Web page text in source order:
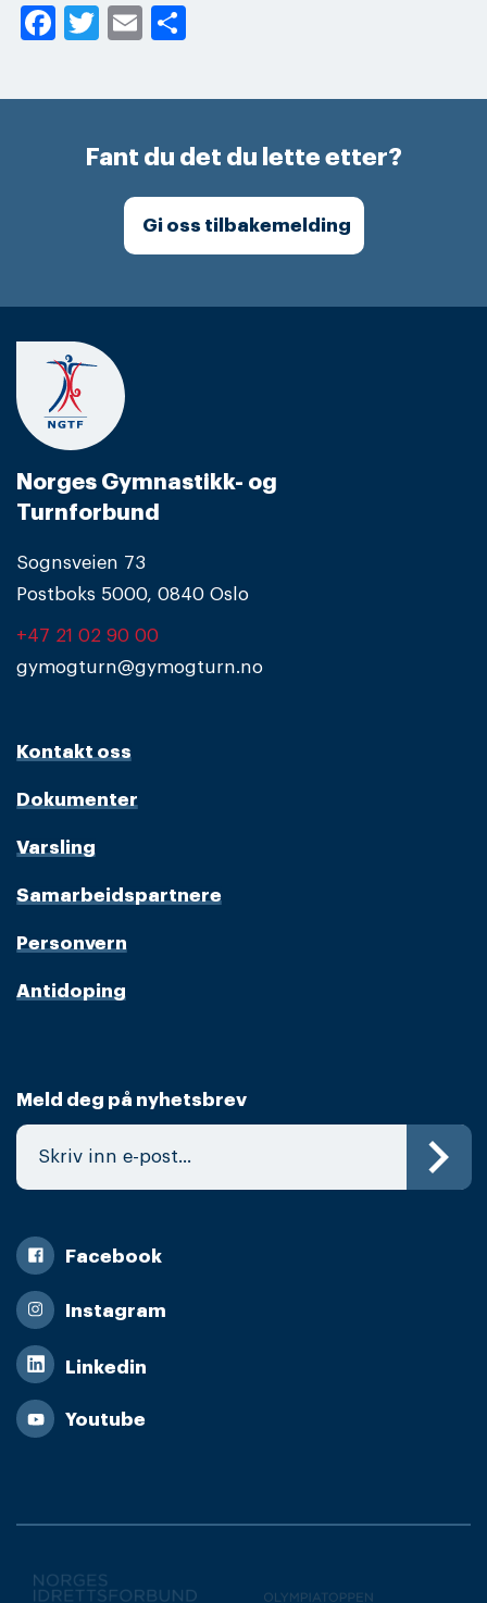
Facebook
Twitter
Email
Fant du det du lette etter?
Gi oss tilbakemelding
Norges Gymnastikk- og
Turnforbund
Sognsveien 73
Postboks 5000, 0840 Oslo
+47 21 02 90 00
gymogturn@gymogturn.no
Kontakt oss
Dokumenter
Varsling
Samarbeidspartnere
Personvern
Antidoping
Meld deg på nyhetsbrev
Facebook
Instagram
Linkedin
Youtube